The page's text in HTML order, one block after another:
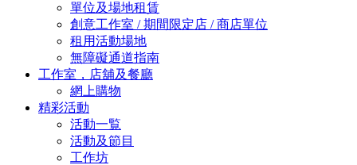
單位及場地租賃
創意工作室 / 期間限定店 / 商店單位
租用活動場地
無障礙通道指南
工作室，店舖及餐廳
網上購物
精彩活動
活動一覧
活動及節目
工作坊